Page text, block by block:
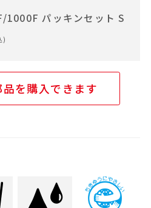
1000F パッキンセット S
)
を購入できます